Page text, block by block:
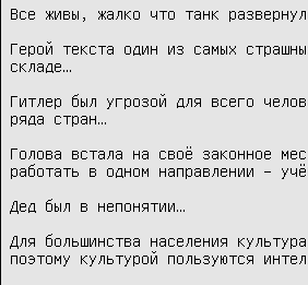
Все живы, жалко что танк
Герой текста один из самых
складе…
Гитлер был угрозой для всего
ряда стран…
Голова встала на своё законное
работать в одном направлении –
Дед был в непонятии…
Для большинства населения
поэтому культурой пользуются